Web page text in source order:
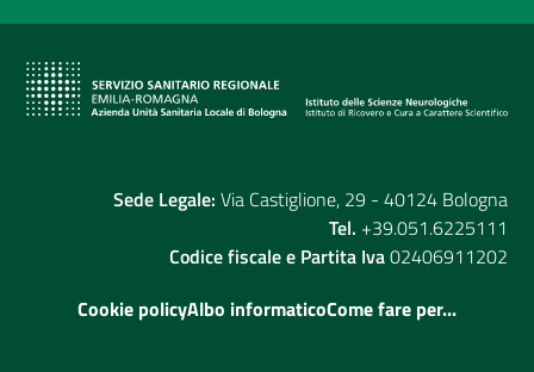
Sede Legale: Via Castiglione, 29 - 40124 Bologna
Tel. +39.051.6225111
Codice fiscale e Partita Iva02406911202
Cookie policyAlbo informaticoCome fare per...